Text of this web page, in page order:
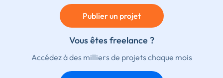
Publier un projet
Vous êtes freelance ?
Accédez à des milliers de projets chaque mois